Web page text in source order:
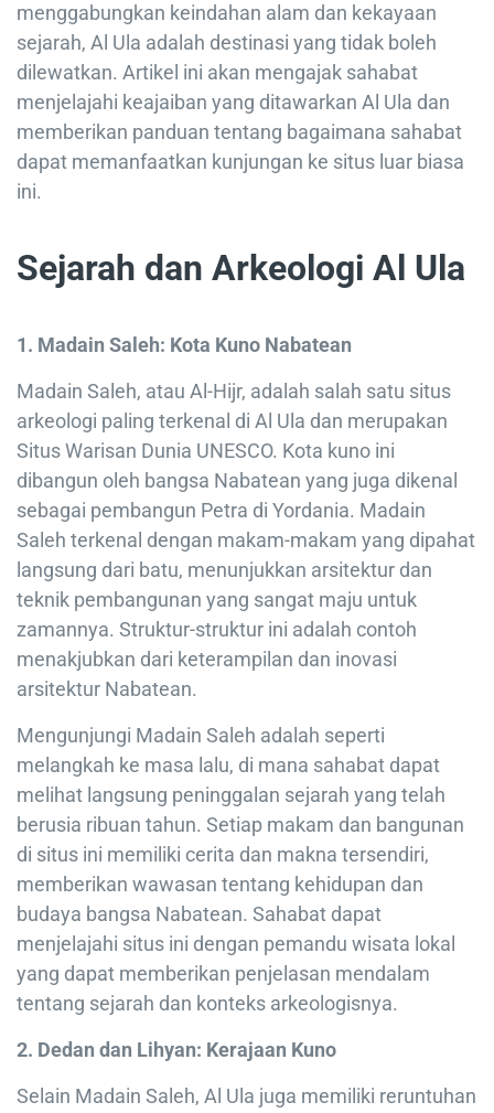
menggabungkan keindahan alam dan kekayaan
sejarah, Al Ula adalah destinasi yang tidak boleh
dilewatkan. Artikel ini akan mengajak sahabat
menjelajahi keajaiban yang ditawarkan Al Ula dan
memberikan panduan tentang bagaimana sahabat
dapat memanfaatkan kunjungan ke situs luar biasa
ini.
Sejarah dan Arkeologi Al Ula
1. Madain Saleh: Kota Kuno Nabatean
Madain Saleh, atau Al-Hijr, adalah salah satu situs
arkeologi paling terkenal di Al Ula dan merupakan
Situs Warisan Dunia UNESCO. Kota kuno ini
dibangun oleh bangsa Nabatean yang juga dikenal
sebagai pembangun Petra di Yordania. Madain
Saleh terkenal dengan makam-makam yang dipahat
langsung dari batu, menunjukkan arsitektur dan
teknik pembangunan yang sangat maju untuk
zamannya. Struktur-struktur ini adalah contoh
menakjubkan dari keterampilan dan inovasi
arsitektur Nabatean.
Mengunjungi Madain Saleh adalah seperti
melangkah ke masa lalu, di mana sahabat dapat
melihat langsung peninggalan sejarah yang telah
berusia ribuan tahun. Setiap makam dan bangunan
di situs ini memiliki cerita dan makna tersendiri,
memberikan wawasan tentang kehidupan dan
budaya bangsa Nabatean. Sahabat dapat
menjelajahi situs ini dengan pemandu wisata lokal
yang dapat memberikan penjelasan mendalam
tentang sejarah dan konteks arkeologisnya.
2. Dedan dan Lihyan: Kerajaan Kuno
Selain Madain Saleh, Al Ula juga memiliki reruntuhan